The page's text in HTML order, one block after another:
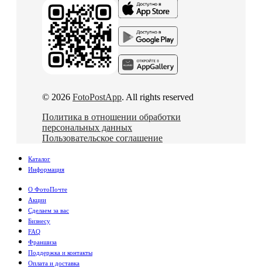
© 2026 FotoPostApp. All rights reserved
Политика в отношении обработки
персональных данных
Пользовательское соглашение
Каталог
Информация
О ФотоПочте
Акции
Сделаем за вас
Бизнесу
FAQ
Франшиза
Поддержка и контакты
Оплата и доставка